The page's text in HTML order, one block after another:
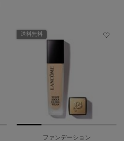
送料無料
ファンデーション